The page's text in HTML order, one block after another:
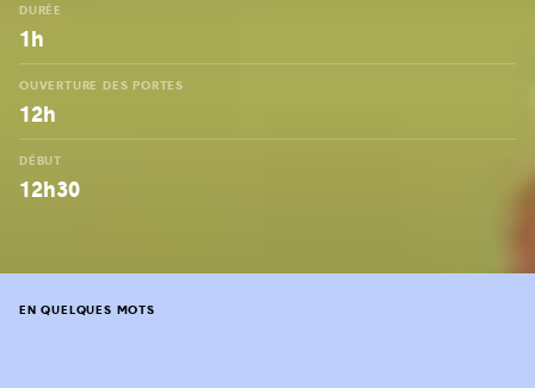
DURÉE
1h
OUVERTURE DES PORTES
12h
DÉBUT
12h30
EN QUELQUES MOTS